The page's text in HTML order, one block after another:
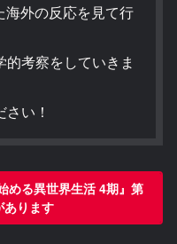
海外の反応を見て行
考察をしていきま
い！
める異世界生活 4期』第
あります